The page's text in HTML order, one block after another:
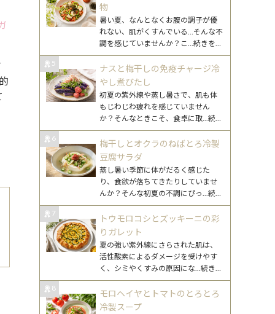
物
暑い夏、なんとなくお腹の調子が優
れない、肌がくすんでいる…そんな不
調を感じていませんか？こ...続きを読
む
5
ナスと梅干しの免疫チャージ冷
やし煮びたし
初夏の紫外線や蒸し暑さで、肌も体
もじわじわ疲れを感じていません
か？そんなときこそ、食卓に取...続き
を読む
6
梅干しとオクラのねばとろ冷製
豆腐サラダ
蒸し暑い季節に体がだるく感じた
り、食欲が落ちてきたりしていませ
んか？そんな初夏の不調にぴっ...続き
を読む
7
トウモロコシとズッキーニの彩
りガレット
夏の強い紫外線にさらされた肌は、
活性酸素によるダメージを受けやす
く、シミやくすみの原因にな...続きを
読む
8
モロヘイヤとトマトのとろとろ
冷製スープ